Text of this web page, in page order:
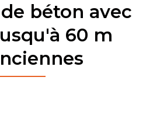
béton avec
60 m